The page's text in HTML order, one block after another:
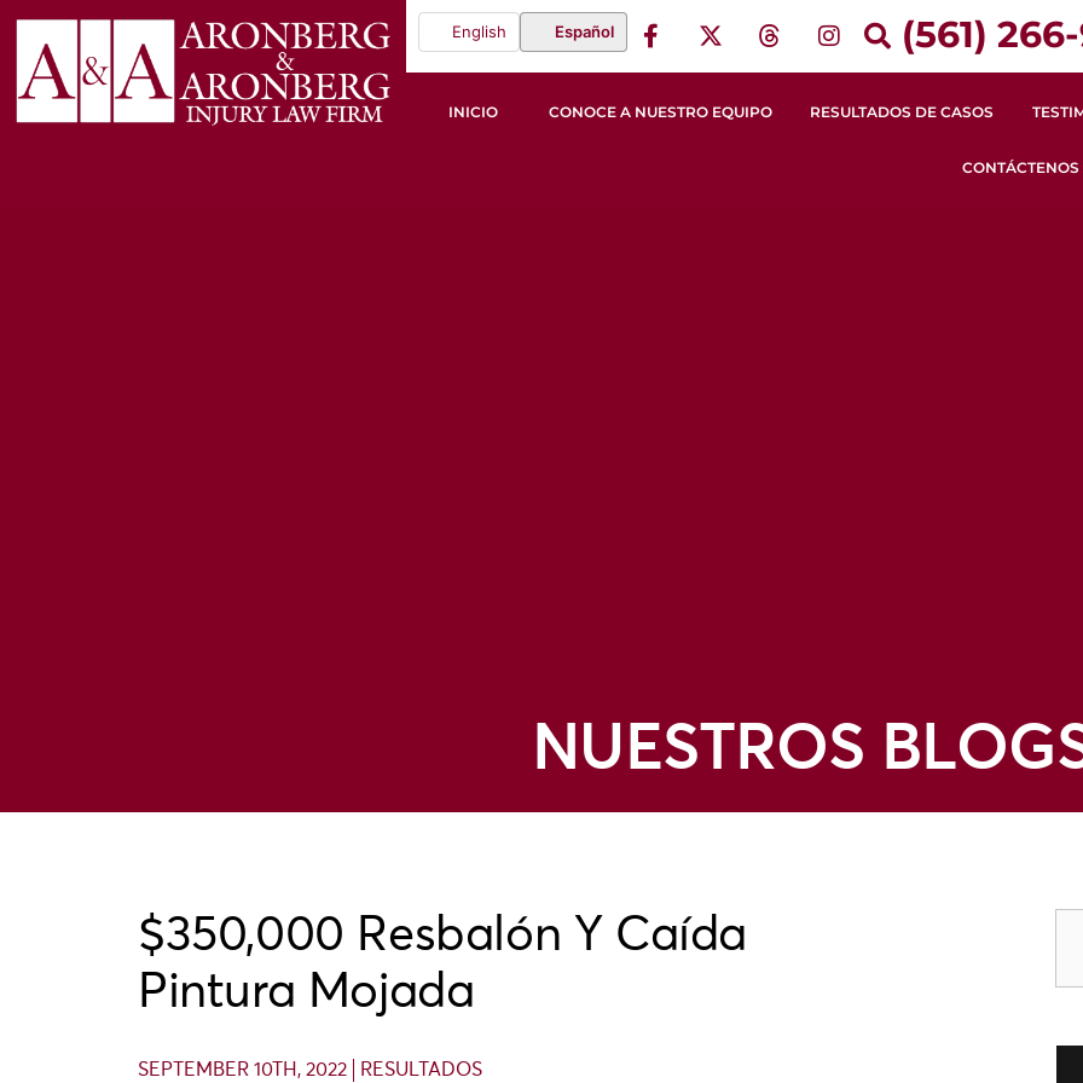
English Español (561) 266-
INICIO CONOCE A NUESTRO EQUIPO RESULTADOS DE CASOS
CONTÁCTENOS
NUESTROS
$350,000 Resbalón Y Caída
Pintura Mojada
SEPTEMBER 10TH, 2022 RESULTADOS